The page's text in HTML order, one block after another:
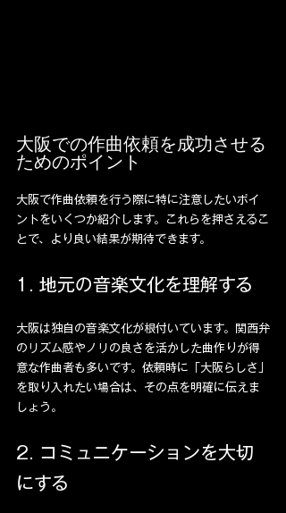
大阪での作曲依頼を成功させる
ためのポイント
大阪で作曲依頼を行う際に特に注意したいポイ
ントをいくつか紹介します。これらを押さえるこ
とで、より良い結果が期待できます。
1. 地元の音楽文化を理解する
大阪は独自の音楽文化が根付いています。関西弁
のリズム感やノリの良さを活かした曲作りが得
意な作曲者も多いです。依頼時に「大阪らしさ」
を取り入れたい場合は、その点を明確に伝えま
しょう。
2. コミュニケーションを大切
にする